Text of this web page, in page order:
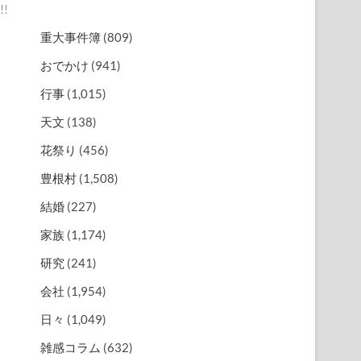
重大事件簿 (809)
おでかけ (941)
行事 (1,015)
天文 (138)
花祭り (456)
豊根村 (1,508)
結婚 (227)
家族 (1,174)
研究 (241)
会社 (1,954)
日々 (1,049)
雑感コラム (632)